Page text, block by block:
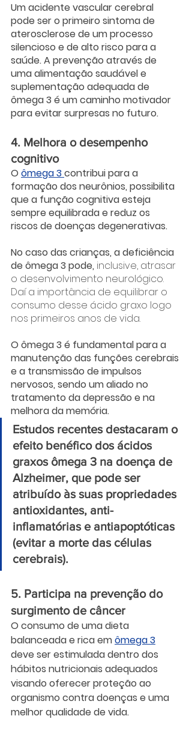
Um acidente vascular cerebral
pode ser o primeiro sintoma de
aterosclerose de um processo
silencioso e de alto risco para a
saúde. A prevenção através de
uma alimentação saudável e
suplementação adequada de
ômega 3 é um caminho motivador
para evitar surpresas no futuro.
4. Melhora o desempenho
cognitivo
O ômega 3 contribui para a
formação dos neurônios, possibilita
que a função cognitiva esteja
sempre equilibrada e reduz os
riscos de doenças degenerativas.
No caso das crianças, a deficiência
de ômega 3 pode, inclusive, atrasar
o desenvolvimento neurológico.
Daí a importância de equilibrar o
consumo desse ácido graxo logo
nos primeiros anos de vida.
O ômega 3 é fundamental para a
manutenção das funções cerebrais
e a transmissão de impulsos
nervosos, sendo um aliado no
tratamento da depressão e na
melhora da memória.
Estudos recentes destacaram o
efeito benéfico dos ácidos
graxos ômega 3 na doença de
Alzheimer, que pode ser
atribuído às suas propriedades
antioxidantes, anti-
inflamatórias e antiapoptóticas
(evitar a morte das células
cerebrais).
5. Participa na prevenção do
surgimento de câncer
O consumo de uma dieta
balanceada e rica em ômega 3
deve ser estimulada dentro dos
hábitos nutricionais adequados
visando oferecer proteção ao
organismo contra doenças e uma
melhor qualidade de vida.